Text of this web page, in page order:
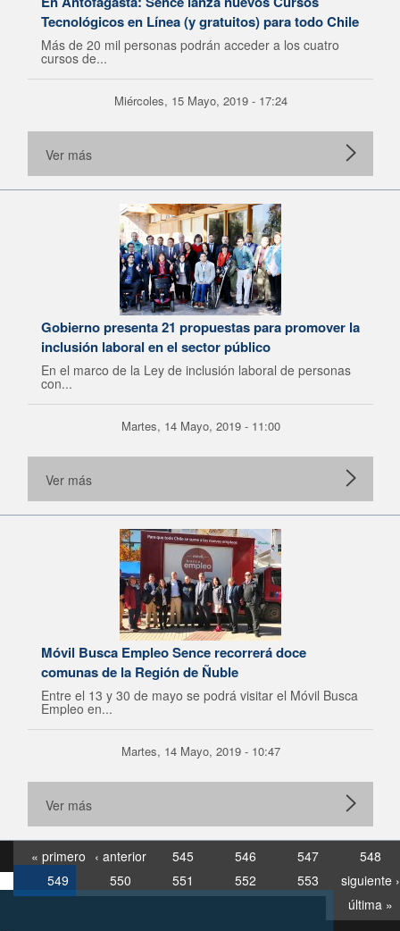
Tecnológicos en Línea (y gratuitos) para todo Chile
Más de 20 mil personas podrán acceder a los cuatro
cursos de...
Miércoles, 15 Mayo, 2019 - 17:24
Ver más
Gobierno presenta 21 propuestas para promover la
inclusión laboral en el sector público
En el marco de la Ley de inclusión laboral de personas
con...
Martes, 14 Mayo, 2019 - 11:00
Ver más
Móvil Busca Empleo Sence recorrerá doce
comunas de la Región de Ñuble
Entre el 13 y 30 de mayo se podrá visitar el Móvil Busca
Empleo en...
Martes, 14 Mayo, 2019 - 10:47
Ver más
« primero ‹ anterior 545 546 547
548
549
550 551 552 553
siguiente ›
última »